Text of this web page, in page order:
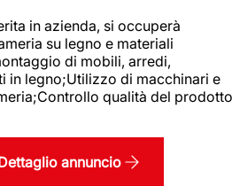
in azienda, si occuperà
su legno e materiali
di mobili, arredi,
in legno;Utilizzo di macchinari e
qualità del prodotto
annuncio